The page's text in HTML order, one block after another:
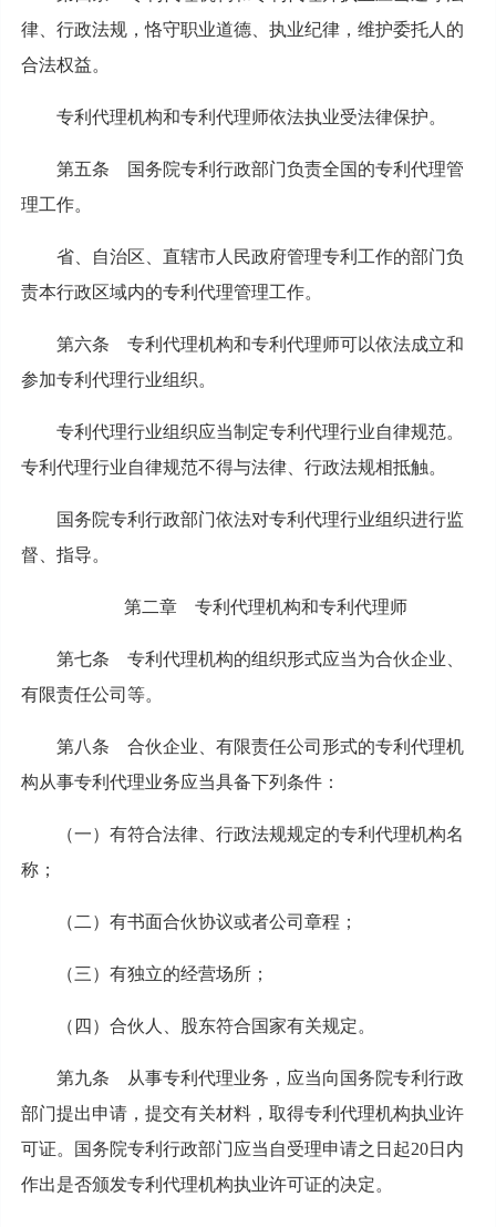
律、行政法规，恪守职业道德、执业纪律，维护委托人的
合法权益。
专利代理机构和专利代理师依法执业受法律保护。
第五条 国务院专利行政部门负责全国的专利代理管
理工作。
省、自治区、直辖市人民政府管理专利工作的部门负
责本行政区域内的专利代理管理工作。
第六条 专利代理机构和专利代理师可以依法成立和
参加专利代理行业组织。
专利代理行业组织应当制定专利代理行业自律规范。
专利代理行业自律规范不得与法律、行政法规相抵触。
国务院专利行政部门依法对专利代理行业组织进行监
督、指导。
第二章 专利代理机构和专利代理师
第七条 专利代理机构的组织形式应当为合伙企业、
有限责任公司等。
第八条 合伙企业、有限责任公司形式的专利代理机
构从事专利代理业务应当具备下列条件：
（一）有符合法律、行政法规规定的专利代理机构名
称；
（二）有书面合伙协议或者公司章程；
（三）有独立的经营场所；
（四）合伙人、股东符合国家有关规定。
第九条 从事专利代理业务，应当向国务院专利行政
部门提出申请，提交有关材料，取得专利代理机构执业许
可证。国务院专利行政部门应当自受理申请之日起20日内
作出是否颁发专利代理机构执业许可证的决定。